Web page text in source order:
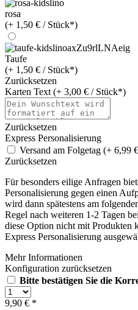
rosa
(+ 1,50 € / Stück*)
Taufe
(+ 1,50 € / Stück*)
Zurücksetzen
Karten Text (+ 3,00 € / Stück*)
Zurücksetzen
Express Personalisierung
Versand am Folgetag (+ 6,99
Zurücksetzen
Für besonders eilige Anfragen
Personalisierung gegen einen
wird dann spätestens am
Regel nach weiteren 1-2 Tagen
diese Option nicht mit Produkten
Express Personalisierung
Mehr Informationen
Konfiguration zurücksetzen
Bitte bestätigen Sie die
9,90 € *